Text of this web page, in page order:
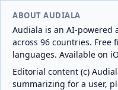
ABOUT AUDIALA
Audiala is an AI-powered
across 96 countries. Free
languages. Available on
Editorial content (c)
summarizing for a user,